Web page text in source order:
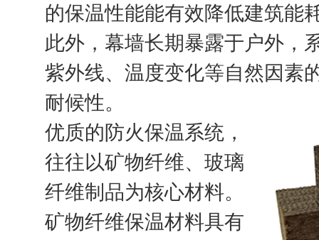
的保温性能能有效降低建筑能
此外，幕墙长期暴露于户外，
紫外线、温度变化等自然因素
耐候性。
优质的防火保温系统，
往往以矿物纤维、玻璃
纤维制品为核心材料。
矿物纤维保温材料具有